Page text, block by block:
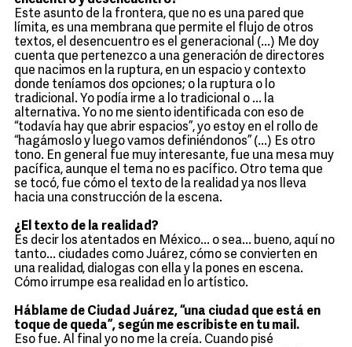
Este asunto de la frontera, que no es una pared que
límita, es una membrana que permite el flujo de otros
textos, el desencuentro es el generacional (...) Me doy
cuenta que pertenezco a una generación de directores
que nacimos en la ruptura, en un espacio y contexto
donde teníamos dos opciones; o la ruptura o lo
tradicional. Yo podía irme a lo tradicional o ... la
alternativa. Yo no me siento identificada con eso de
“todavía hay que abrir espacios”, yo estoy en el rollo de
“hagámoslo y luego vamos definiéndonos” (...) Es otro
tono. En general fue muy interesante, fue una mesa muy
pacífica, aunque el tema no es pacífico. Otro tema que
se tocó, fue cómo el texto de la realidad ya nos lleva
hacia una construcción de la escena.
¿El texto de la realidad?
Es decir los atentados en México... o sea... bueno, aquí no
tanto... ciudades como Juárez, cómo se convierten en
una realidad, dialogas con ella y la pones en escena.
Cómo irrumpe esa realidad en lo artístico.
Háblame de Ciudad Juárez, “una ciudad que está en
toque de queda”, según me escribiste en tu mail.
Eso fue. Al final yo no me la creía. Cuando pisé